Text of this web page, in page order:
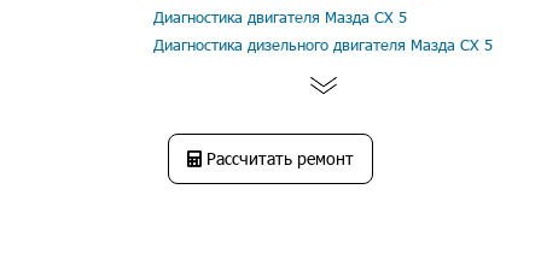
Диагностика двигателя Мазда СХ 5
Диагностика дизельного двигателя Мазда СХ 5
Рассчитать ремонт